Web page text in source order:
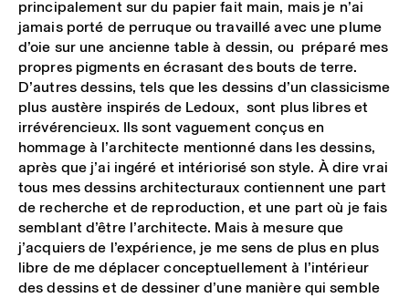
principalement sur du papier fait main, mais je n’ai
jamais porté de perruque ou travaillé avec une plume
d’oie sur une ancienne table à dessin, ou préparé mes
propres pigments en écrasant des bouts de terre.
D’autres dessins, tels que les dessins d’un classicisme
plus austère inspirés de Ledoux, sont plus libres et
irrévérencieux. Ils sont vaguement conçus en
hommage à l’architecte mentionné dans les dessins,
après que j’ai ingéré et intériorisé son style. À dire vrai
tous mes dessins architecturaux contiennent une part
de recherche et de reproduction, et une part où je fais
semblant d’être l’architecte. Mais à mesure que
j’acquiers de l’expérience, je me sens de plus en plus
libre de me déplacer conceptuellement à l’intérieur
des dessins et de dessiner d’une manière qui semble